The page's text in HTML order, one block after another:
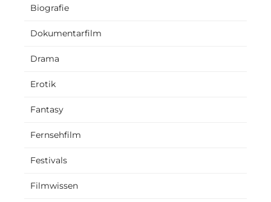
Biografie
Dokumentarfilm
Drama
Erotik
Fantasy
Fernsehfilm
Festivals
Filmwissen